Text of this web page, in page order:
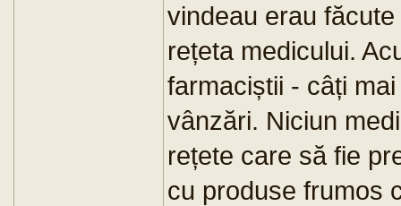
vindeau erau
rețeta medicului.
farmaciștii - câți
vânzări. Niciun
rețete care să fie
cu produse frumos